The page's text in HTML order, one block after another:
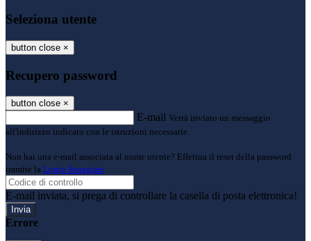
Seleziona utente
button close ×
Recupero password
button close ×
E-mail Verrà inviato un messaggio
all'indirizzo indicato con le istruzioni necessarie.
Non hai una e-mail associata al nome utente? Effettua il reset della password
tramite la Login Spaggiari
E-mail inviata, si prega di controllare la casella di posta elettronica!
Errore